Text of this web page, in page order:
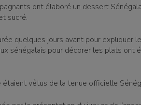
ont élaboré un dessert
sucré.
quelques jours avant pour expliquer
sénégalais pour décorer les plats ont
étaient vêtus de la tenue officielle